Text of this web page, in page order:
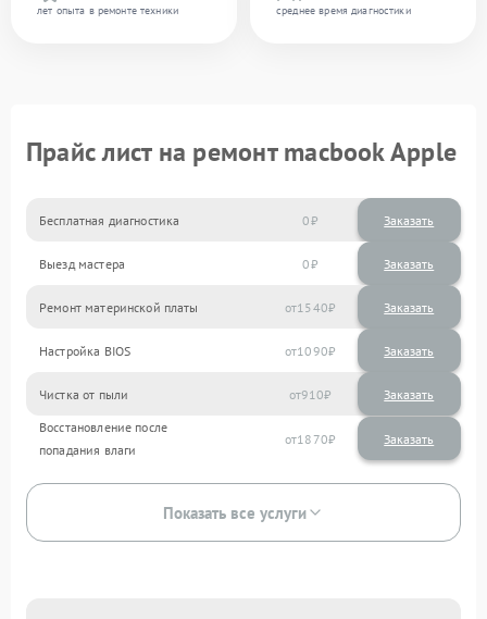
лет опыта в ремонте техники
среднее время диагностики
Прайс лист на ремонт macbook Apple
Бесплатная диагностика 0 Заказать
Выезд мастера 0 Заказать
Ремонт материнской платы 1540
Настройка BIOS 1090
Чистка от пыли 910
Восстановление после
попадания влаги
1870
Показать все услуги